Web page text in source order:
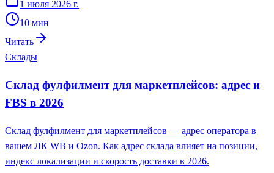
1 июля 2026 г.
10 мин
Читать
Склады
Склад фулфилмент для маркетплейсов: адрес и
FBS в 2026
Склад фулфилмент для маркетплейсов — адрес оператора в
вашем ЛК WB и Ozon. Как адрес склада влияет на позиции,
индекс локализации и скорость доставки в 2026.